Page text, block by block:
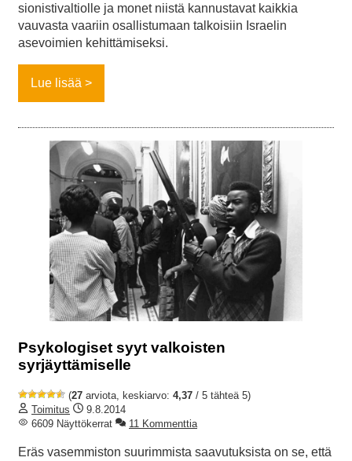
sionistivaltiolle ja monet niistä kannustavat kaikkia
vauvasta vaariin osallistumaan talkoisiin Israelin
asevoimien kehittämiseksi.
Lue lisää
Psykologiset syyt valkoisten
syrjäyttämiselle
(27 arviota, keskiarvo: 4,37 / 5 tähteä 5)
Toimitus
9.8.2014
6609 Näyttökerrat
11 Kommenttia
Eräs vasemmiston suurimmista saavutuksista on se, että